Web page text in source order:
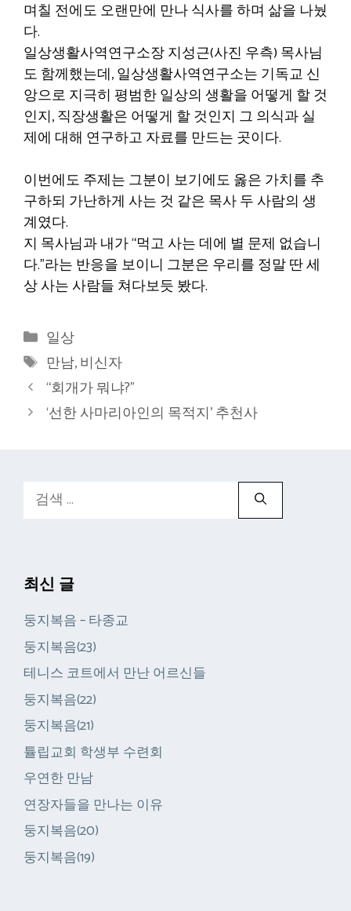
며칠 전에도 오랜만에 만나 식사를 하며 삶을 나눴
다.
일상생활사역연구소장 지성근(사진 우측) 목사님
도 함께했는데, 일상생활사역연구소는 기독교 신
앙으로 지극히 평범한 일상의 생활을 어떻게 할 것
인지, 직장생활은 어떻게 할 것인지 그 의식과 실
제에 대해 연구하고 자료를 만드는 곳이다.
이번에도 주제는 그분이 보기에도 옳은 가치를 추
구하되 가난하게 사는 것 같은 목사 두 사람의 생
계였다.
지 목사님과 내가 “먹고 사는 데에 별 문제 없습니
다.”라는 반응을 보이니 그분은 우리를 정말 딴 세
상 사는 사람들 쳐다보듯 봤다.
카
테
고
리
일상
태
그
만남,비신자
“회개가 뭐냐?”
‘선한 사마리아인의 목적지’ 추천사
색:
최신 글
둥지복음 – 타종교
둥지복음(23)
테니스 코트에서 만난 어르신들
둥지복음(22)
둥지복음(21)
튤립교회 학생부 수련회
우연한 만남
연장자들을 만나는 이유
둥지복음(20)
둥지복음(19)